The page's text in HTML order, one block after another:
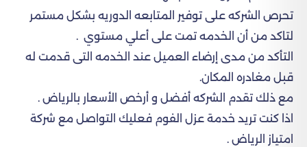
تحرص الشركه على توفير المتابعه الدوريه بشكل مستمر
لتاكد من أن الخدمه تمت على أعلي مستوي .
التأكد من مدى إرضاء العميل عند الخدمه التى قدمت له
قبل مغادره المكان.
مع ذلك تقدم الشركه أفضل و أرخص الأسعار بالرياض .
اذا كنت تريد خدمة عزل الفوم فعليك التواصل مع شركة
امتياز الرياض .